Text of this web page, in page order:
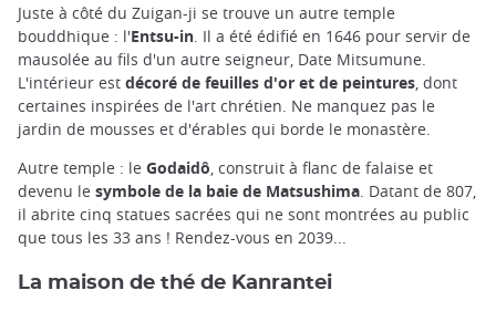
Juste à côté du Zuigan-ji se trouve un autre temple
bouddhique : l'Entsu-in. Il a été édifié en 1646 pour servir de
mausolée au fils d'un autre seigneur, Date Mitsumune.
L'intérieur est décoré de feuilles d'or et de peintures, dont
certaines inspirées de l'art chrétien. Ne manquez pas le
jardin de mousses et d'érables qui borde le monastère.
Autre temple : le Godaidô, construit à flanc de falaise et
devenu le symbole de la baie de Matsushima. Datant de 807,
il abrite cinq statues sacrées qui ne sont montrées au public
que tous les 33 ans ! Rendez-vous en 2039...
La maison de thé de Kanrantei